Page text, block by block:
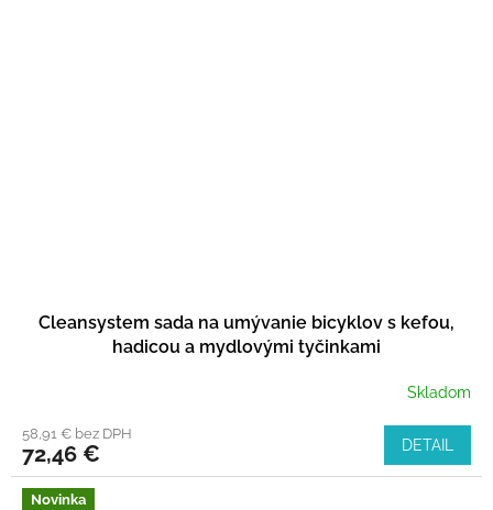
Cleansystem sada na umývanie bicyklov s kefou,
hadicou a mydlovými tyčinkami
Skladom
58,91 € bez DPH
72,46 € DETAIL
Novinka